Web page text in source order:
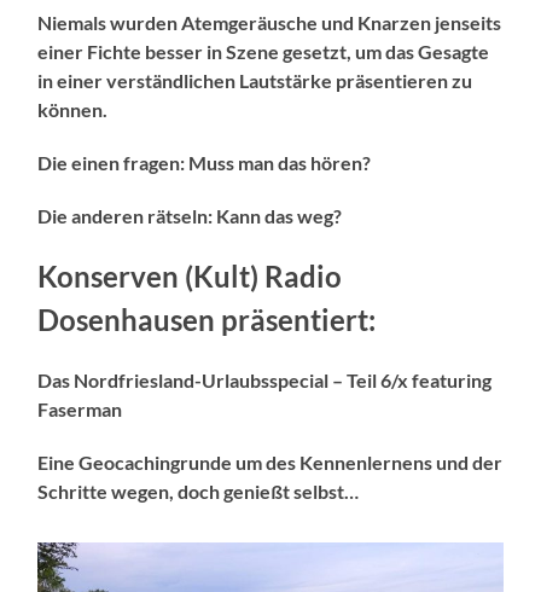
Niemals wurden Atemgeräusche und Knarzen jenseits
einer Fichte besser in Szene gesetzt, um das Gesagte
in einer verständlichen Lautstärke präsentieren zu
können.
Die einen fragen: Muss man das hören?
Die anderen rätseln: Kann das weg?
Konserven (Kult) Radio
Dosenhausen präsentiert:
Das Nordfriesland-Urlaubsspecial – Teil 6/x featuring
Faserman
Eine Geocachingrunde um des Kennenlernens und der
Schritte wegen, doch genießt selbst…